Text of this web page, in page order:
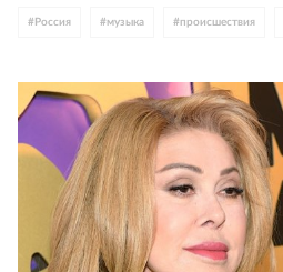
# Россия #музыка #происшествия